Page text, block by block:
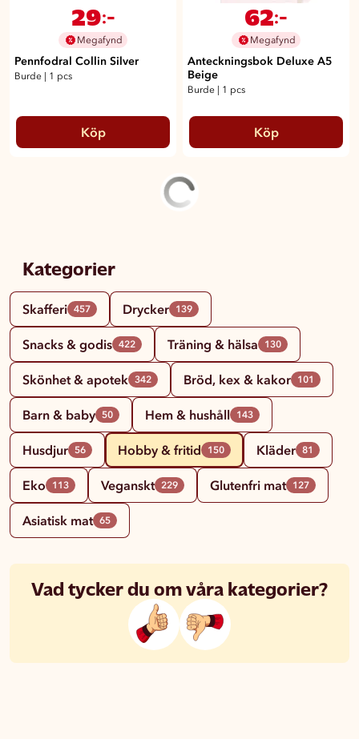
29:-
Megafynd
Pennfodral Collin Silver
Burde 1 pcs
Köp
62:-
Megafynd
Anteckningsbok Deluxe A5
Beige
Burde 1 pcs
Köp
Kategorier
Skafferi 457 Drycker 139
Snacks & godis 422 Träning & hälsa 130
Skönhet & apotek 342 Bröd, kex & kakor 101
Barn & baby 50 Hem & hushåll 143
Husdjur 56 Hobby & fritid 150 Kläder 81
Eko 113 Veganskt 229 Glutenfri mat 127
Asiatisk mat 65
Vad tycker du om våra kategorier?